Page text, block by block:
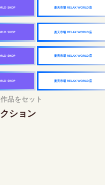
楽天市場 RELAX WORLD店
SHOP
楽天市場 RELAX WORLD店
SHOP
楽天市場 RELAX WORLD店
SHOP
楽天市場 RELAX WORLD店
SHOP
品をセット
ション